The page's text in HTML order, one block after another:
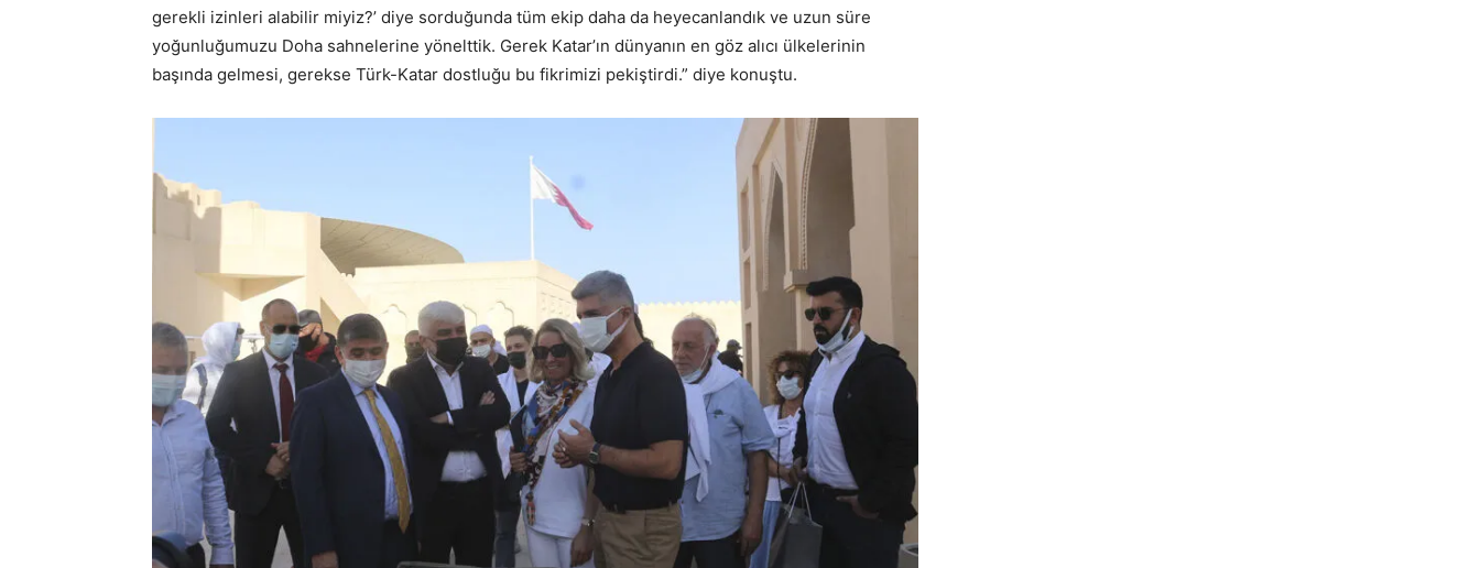
gerekli izinleri alabilir miyiz?’ diye sorduğunda tüm ekip daha da heyecanlandık ve uzun süre
yoğunluğumuzu Doha sahnelerine yönelttik. Gerek Katar’ın dünyanın en göz alıcı ülkelerinin
başında gelmesi, gerekse Türk-Katar dostluğu bu fikrimizi pekiştirdi.” diye konuştu.